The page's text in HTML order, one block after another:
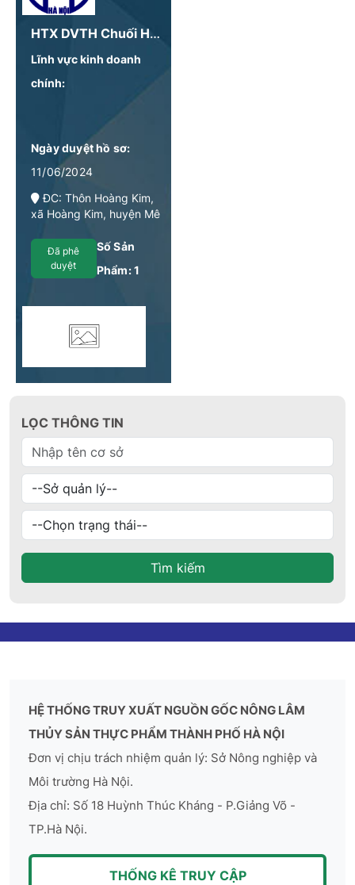
HTX DVTH Chuối Hoàng Kim
Lĩnh vực kinh doanh
chính:
Ngày duyệt hồ sơ:
11/06/2024
ĐC: Thôn Hoàng Kim,
xã Hoàng Kim, huyện Mê
Đã phê
duyệt
Số Sản
Phẩm:1
LỌC THÔNG TIN
Tìm kiếm
HỆ THỐNG TRUY XUẤT NGUỒN GỐC NÔNG LÂM
THỦY SẢN THỰC PHẨM THÀNH PHỐ HÀ NỘI
Đơn vị chịu trách nhiệm quản lý: Sở Nông nghiệp và
Môi trường Hà Nội.
Địa chỉ: Số 18 Huỳnh Thúc Kháng - P.Giảng Võ -
TP.Hà Nội.
THỐNG KÊ TRUY CẬP